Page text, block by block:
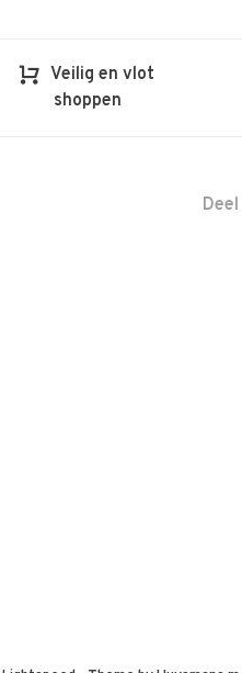
Veilig en vlot
shoppen